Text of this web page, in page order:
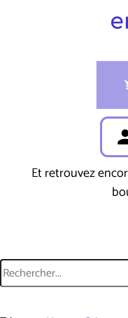
Et retrouvez